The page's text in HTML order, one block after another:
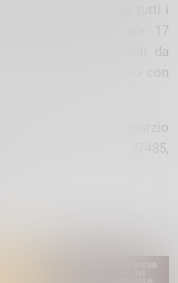
, tutti i
le ore 14 e le ore 17
con parole mancanti da
premio un uovo con
presso il Consorzio
0343 37485,